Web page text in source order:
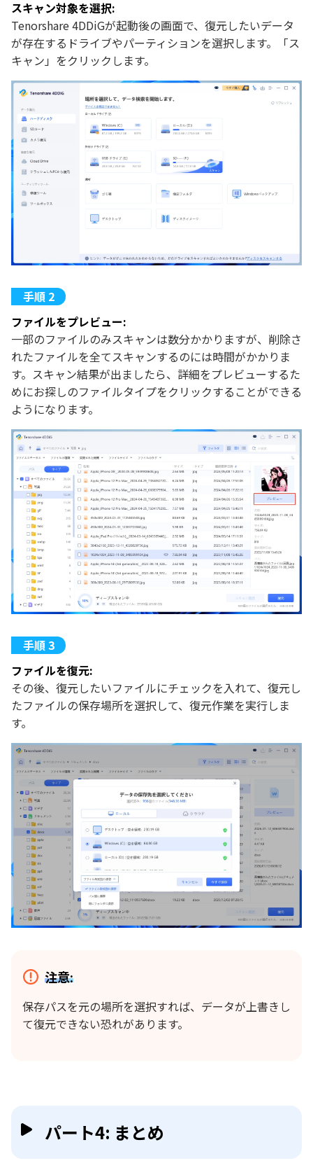
スキャン対象を選択:
Tenorshare 4DDiGが起動後の画面で、復元したいデータ
が存在するドライブやパーティションを選択します。「ス
キャン」をクリックします。
ファイルをプレビュー:
一部のファイルのみスキャンは数分かかりますが、削除さ
れたファイルを全てスキャンするのには時間がかかりま
す。スキャン結果が出ましたら、詳細をプレビューするた
めにお探しのファイルタイプをクリックすることができる
ようになります。
ファイルを復元:
その後、復元したいファイルにチェックを入れて、復元し
たファイルの保存場所を選択して、復元作業を実行しま
す。
注意:
保存パスを元の場所を選択すれば、データが上書きし
て復元できない恐れがあります。
パート4: まとめ